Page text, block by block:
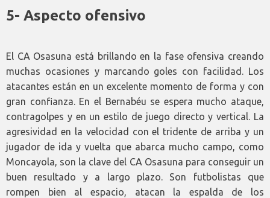
5- Aspecto ofensivo
El CA Osasuna está brillando en la fase ofensiva creando
muchas ocasiones y marcando goles con facilidad. Los
atacantes están en un excelente momento de forma y con
gran confianza. En el Bernabéu se espera mucho ataque,
contragolpes y en un estilo de juego directo y vertical. La
agresividad en la velocidad con el tridente de arriba y un
jugador de ida y vuelta que abarca mucho campo, como
Moncayola, son la clave del CA Osasuna para conseguir un
buen resultado y a largo plazo. Son futbolistas que
rompen bien al espacio, atacan la espalda de los